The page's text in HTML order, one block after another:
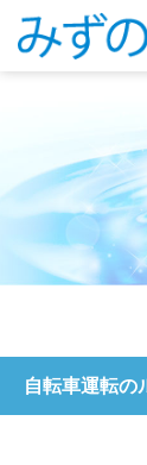
自転車運転の